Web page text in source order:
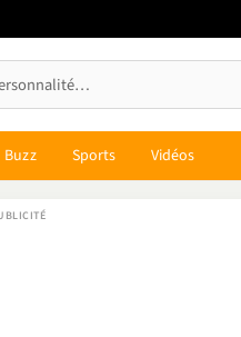
Buzz Sports Vidéos